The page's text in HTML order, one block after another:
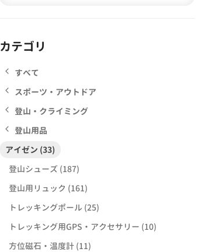
カテゴリ
すべて
スポーツ・アウトドア
登山・クライミング
登山用品
アイゼン (33)
登山シューズ (187)
登山用リュック (161)
トレッキングポール (25)
トレッキング用GPS・アクセサリー (10)
方位磁石・温度計 (11)